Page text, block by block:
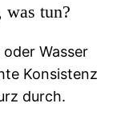
tun?
Wasser
Konsistenz
durch.